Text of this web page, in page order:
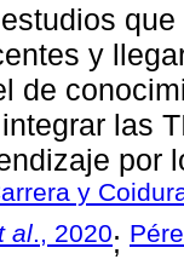
y
de
las
por
y
al., 2020;